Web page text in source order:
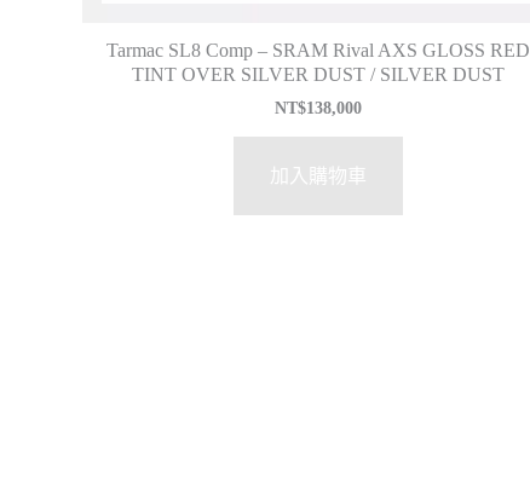
Tarmac SL8 Comp – SRAM Rival AXS GLOSS RED
TINT OVER SILVER DUST / SILVER DUST
NT$138,000
加入購物車